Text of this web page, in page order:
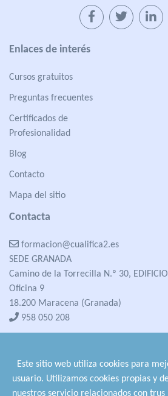
Enlaces de interés
Cursos gratuitos
Preguntas frecuentes
Certificados de
Profesionalidad
Blog
Contacto
Mapa del sitio
Contacta
formacion@cualifica2.es
SEDE GRANADA
Camino de la Torrecilla N.º 30, EDIFICIO
Oficina 9
18.200 Maracena (Granada)
958 050 208
Este sitio web utiliza cookies para
usuario. Utilizamos cookies propias y
nuestros servicio relacionados con